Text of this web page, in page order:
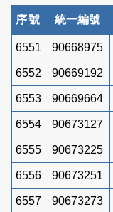
序號 統一編號
6551 90668975
6552 90669192
6553 90669664
6554 90673127
6555 90673225
6556 90673251
6557 90673273